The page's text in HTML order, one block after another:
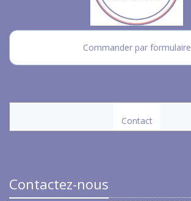
Commander par formulaire
Contact
Contactez-nous